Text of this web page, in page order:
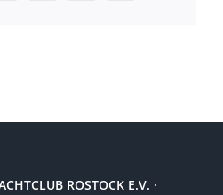
ROSTOCK E.V. ·